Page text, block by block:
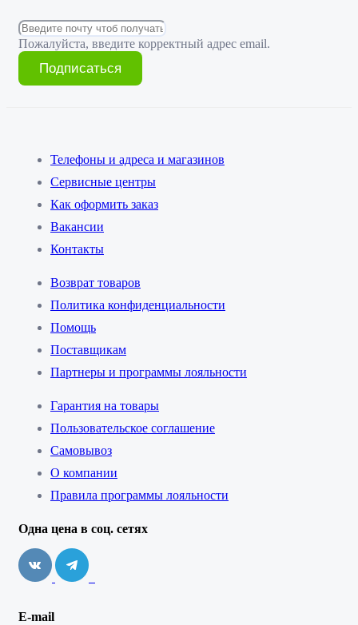
Пожалуйста, введите корректный адрес email.
Подписаться
Телефоны и адреса и магазинов
Сервисные центры
Как оформить заказ
Вакансии
Контакты
Возврат товаров
Политика конфиденциальности
Помощь
Поставщикам
Партнеры и программы лояльности
Гарантия на товары
Пользовательское соглашение
Самовывоз
О компании
Правила программы лояльности
Одна цена в соц. сетях
E-mail